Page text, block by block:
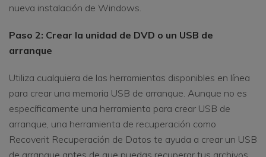
nueva instalación de Windows.
Paso 2: Crear la unidad de DVD o un USB de
arranque
Utiliza cualquiera de las herramientas disponibles en línea
para crear una memoria USB de arranque. Aunque no es
específicamente una herramienta para crear USB de
arranque, una herramienta de recuperación como
Recoverit Recuperación de Datos te ayuda a crear un USB